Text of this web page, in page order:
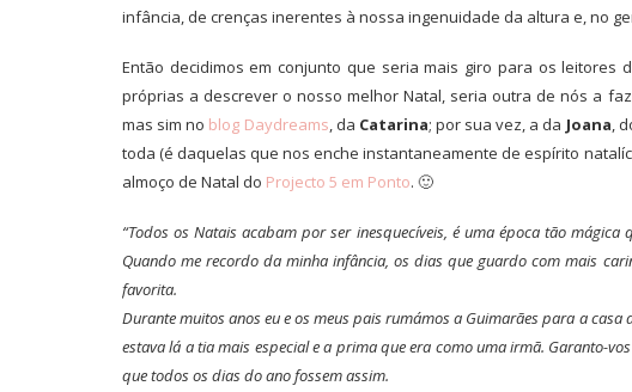
infância, de crenças inerentes à nossa ingenuidade da altura e, no
Então decidimos em conjunto que seria mais giro para os
próprias a descrever o nosso melhor Natal, seria outra de nós a
mas sim no blog Daydreams, da Catarina; por sua vez, a da Joana,
toda (é daquelas que nos enche instantaneamente de espírito
almoço de Natal do Projecto 5 em Ponto. 🙂
“Todos os Natais acabam por ser inesquecíveis, é uma época tão
Quando me recordo da minha infância, os dias que guardo com mais
favorita.
Durante muitos anos eu e os meus pais rumámos a Guimarães para a
estava lá a tia mais especial e a prima que era como uma irmã. Garanto-
que todos os dias do ano fossem assim.